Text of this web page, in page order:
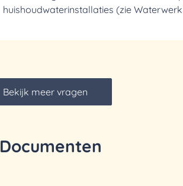
huishoudwaterinstallaties (zie
Bekijk meer vragen
Documenten